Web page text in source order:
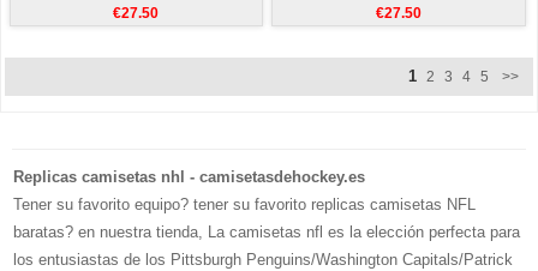
€27.50 €27.50
1 2 3 4 5 >>
Replicas camisetas nhl - camisetasdehockey.es
Tener su favorito equipo? tener su favorito replicas camisetas NFL
baratas? en nuestra tienda, La camisetas nfl es la elección perfecta para
los entusiastas de los Pittsburgh Penguins/Washington Capitals/Patrick